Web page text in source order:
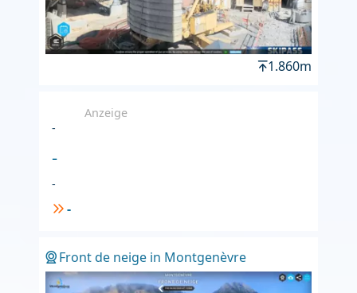
1.860m
Anzeige
-
-
-
-
Front de neige in Montgenèvre